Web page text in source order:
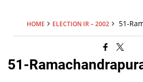
HOME ELECTION IR – 2002 51-
51-